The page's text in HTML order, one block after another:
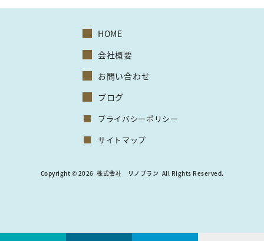
HOME
会社概要
お問い合わせ
ブログ
プライバシーポリシー
サイトマップ
Copyright © 2026 株式会社 リノプラン All Rights Reserved.